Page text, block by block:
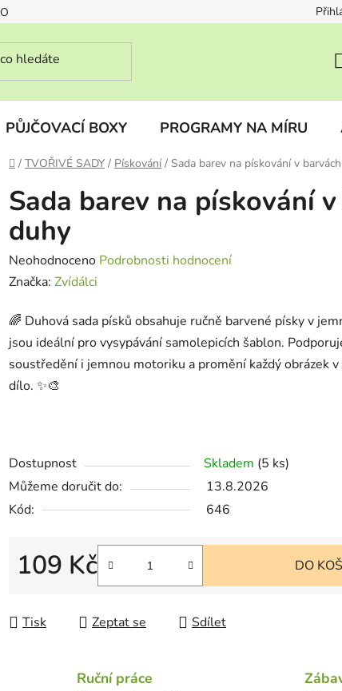
O nás
PŮJČOVACÍ BOXY PROGRAMY NA MÍRU
Domů
/ TVOŘIVÉ SADY / Pískování / Sada barev na pískování v
Sada barev na pískování
duhy
Průměrné
hodnocení
je
0,0
z
5
Neohodnoceno Podrobnosti hodnocení
Značka: Zvídálci
🌈 Duhová sada písků obsahuje ručně barvené písky v
jsou ideální pro vysypávání samolepicích šablon.
soustředění i jemnou motoriku a promění každý obrázek
dílo. ✨🎨
Dostupnost Skladem (5 ks)
Můžeme doručit do:
13.8.2026
Kód:
646
109 Kč DO
Tisk Zeptat se Sdílet
Ruční práce